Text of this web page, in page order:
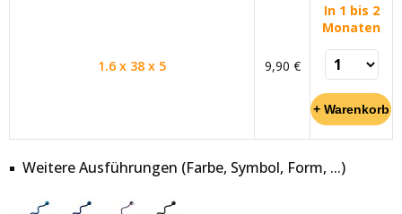
1.6 x 38 x 5 9,90 €
In 1 bis 2
Monaten
Weitere Ausführungen (Farbe, Symbol, Form, ...)